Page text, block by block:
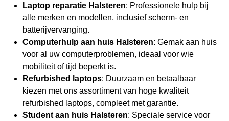
Laptop reparatie Halsteren: Professionele hulp bij
alle merken en modellen, inclusief scherm- en
batterijvervanging.
Computerhulp aan huis Halsteren: Gemak aan huis
voor al uw computerproblemen, ideaal voor wie
mobiliteit of tijd beperkt is.
Refurbished laptops: Duurzaam en betaalbaar
kiezen met ons assortiment van hoge kwaliteit
refurbished laptops, compleet met garantie.
Student aan huis Halsteren: Speciale service voor